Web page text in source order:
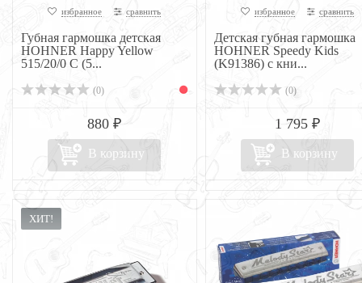
избранное сравнить
Губная гармошка детская
HOHNER Happy Yellow
515/20/0 C (5...
(0)
880 ₽
В корзину
избранное сравнить
Детская губная гармошка
HOHNER Speedy Kids
(K91386) с кни...
(0)
1 795 ₽
В корзину
ХИТ!